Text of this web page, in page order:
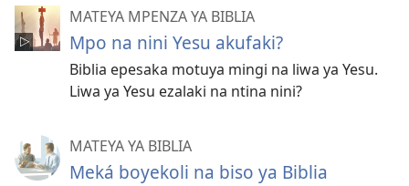
MATEYA MPENZA YA BIBLIA
Mpo na nini Yesu akufaki?
Biblia epesaka motuya mingi na liwa ya Yesu.
Liwa ya Yesu ezalaki na ntina nini?
MATEYA YA BIBLIA
Meká boyekoli na biso ya Biblia